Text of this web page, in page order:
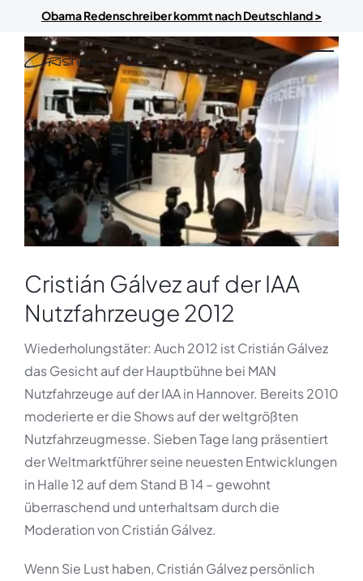
Skip to main content
Obama Redenschreiber kommt nach Deutschland >
Cristián Gálvez auf der IAA
Nutzfahrzeuge 2012
Wiederholungstäter: Auch 2012 ist Cristián Gálvez
das Gesicht auf der Hauptbühne bei MAN
Nutzfahrzeuge auf der IAA in Hannover. Bereits 2010
moderierte er die Shows auf der weltgrößten
Nutzfahrzeugmesse. Sieben Tage lang präsentiert
der Weltmarktführer seine neuesten Entwicklungen
in Halle 12 auf dem Stand B 14 – gewohnt
überraschend und unterhaltsam durch die
Moderation von Cristián Gálvez.
Wenn Sie Lust haben, Cristián Gálvez persönlich